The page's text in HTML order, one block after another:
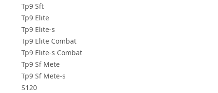
Tp9 Sft
Tp9 Elıte
Tp9 Elıte-s
Tp9 Elıte Combat
Tp9 Elıte-s Combat
Tp9 Sf Mete
Tp9 Sf Mete-s
S120